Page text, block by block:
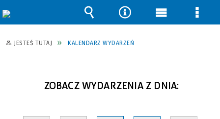
JESTEŚ TUTAJ KALENDARZ WYDARZEŃ
ZOBACZ WYDARZENIA Z DNIA:
Wyszukiwarka
Narzędzia
Menu Menu